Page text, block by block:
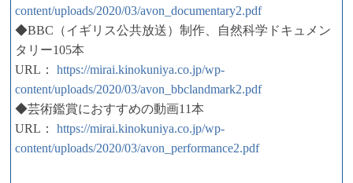
content/uploads/2020/03/avon_documentary2.pdf
◆BBC（イギリス公共放送）制作、自然科学ドキュメン
タリー105本
URL： https://mirai.kinokuniya.co.jp/wp-
content/uploads/2020/03/avon_bbclandmark2.pdf
◆芸術鑑賞におすすめの動画11本
URL： https://mirai.kinokuniya.co.jp/wp-
content/uploads/2020/03/avon_performance2.pdf